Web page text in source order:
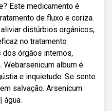
Este medicamento é
de fluxo e coriza.
distúrbios orgânicos;
no tratamento
órgãos internos,
album é
e inquietude. Se sente
salvação. Arsenicum
água.